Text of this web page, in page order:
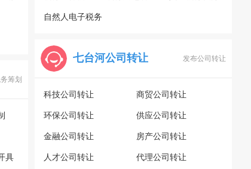
筹划
具
自然人电子税务
七台河公司转让 发布公司转让
科技公司转让 商贸公司转让
环保公司转让 供应公司转让
金融公司转让 房产公司转让
人才公司转让 代理公司转让